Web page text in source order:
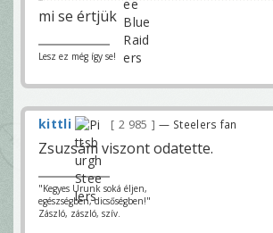
mi se értjük
Lesz ez még így se!
kittli 2 985 — Steelers fan
Zsuzsám viszont odatette.
"Kegyes Urunk soká éljen,
egészségben, dicsőségben!"
Zászló, zászló, szív.